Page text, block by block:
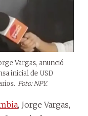
Vargas, anunció
inicial de USD
Foto: NPY.
, Jorge Vargas,